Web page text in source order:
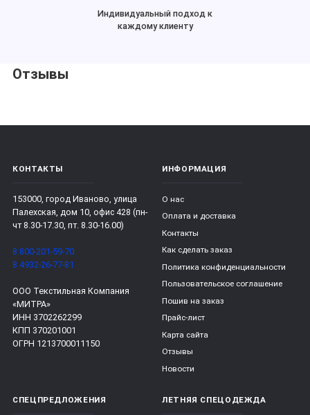
Индивидуальный подход к
каждому клиенту
Отзывы
КОНТАКТЫ
153000, город Иваново, улица
Палехская, дом 10, офис 428 (пн-
чт 8.30-17.30, пт. 8.30-16.00)
8 800-201-59-70
8 4932-26-77-81
ООО Текстильная Компания
«МИТРА»
ИНН 3702262299
КПП 370201001
ОГРН 1213700011150
ИНФОРМАЦИЯ
О нас
Оплата и доставка
Контакты
Как сделать заказ
Политика конфиденциальности
Пользовательское соглашение
Пошив на заказ
Прайс-лист
Карта сайта
Отзывы
Новости
СПЕЦПРЕДЛОЖЕНИЯ ЛЕТНЯЯ СПЕЦОДЕЖДА